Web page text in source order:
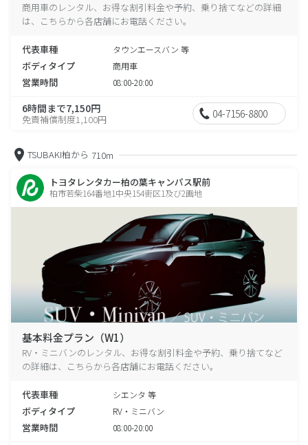
商用車のレンタル、お得な割引料金や予約、乗り捨てなどの詳細
は、こちらから各店舗にお電話ください。
代表車種 タウンエースバン 等
ボディタイプ 商用車
営業時間 08:00-20:00
6時間まで7,150円
免責補償制度1,100円 04-7156-8800
TSUBAKI柏から 710m
トヨタレンタカー柏の葉キャンパス駅前
柏市若柴164番地1中央154街区1及び2画地
基本料金プラン（W1）
RV・ミニバンのレンタル、お得な割引料金や予約、乗り捨てなど
の詳細は、こちらから各店舗にお電話ください。
代表車種 シエンタ 等
ボディタイプ RV・ミニバン
営業時間 08:00-20:00